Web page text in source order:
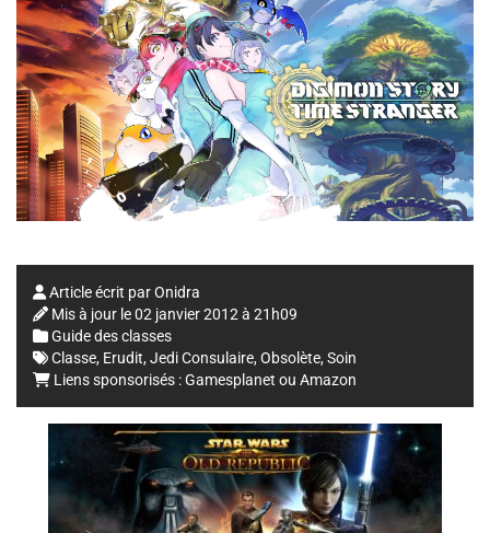
Article écrit parOnidra
Mis à jour le02 janvier 2012 à 21h09
Guide des classes
Classe, Erudit, Jedi Consulaire, Obsolète, Soin
Liens sponsorisés :Gamesplanet ou Amazon